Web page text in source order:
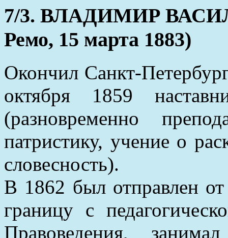
7/3. ВЛАДИМИР
Ремо, 15 марта 1883)
Окончил Санкт-
октября 1859
(разновременно
патристику, учение о
словесность).
В 1862 был отправлен
границу с
Правоведения,